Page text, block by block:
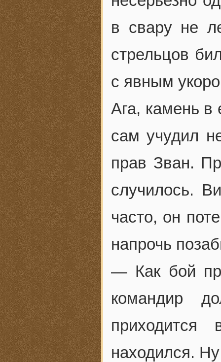
в свару не
стрельцов
с явным
Ага, камень в
сам учудил
прав Зван.
случилось.
часто, он
напрочь
— Как бой
командир
находился.